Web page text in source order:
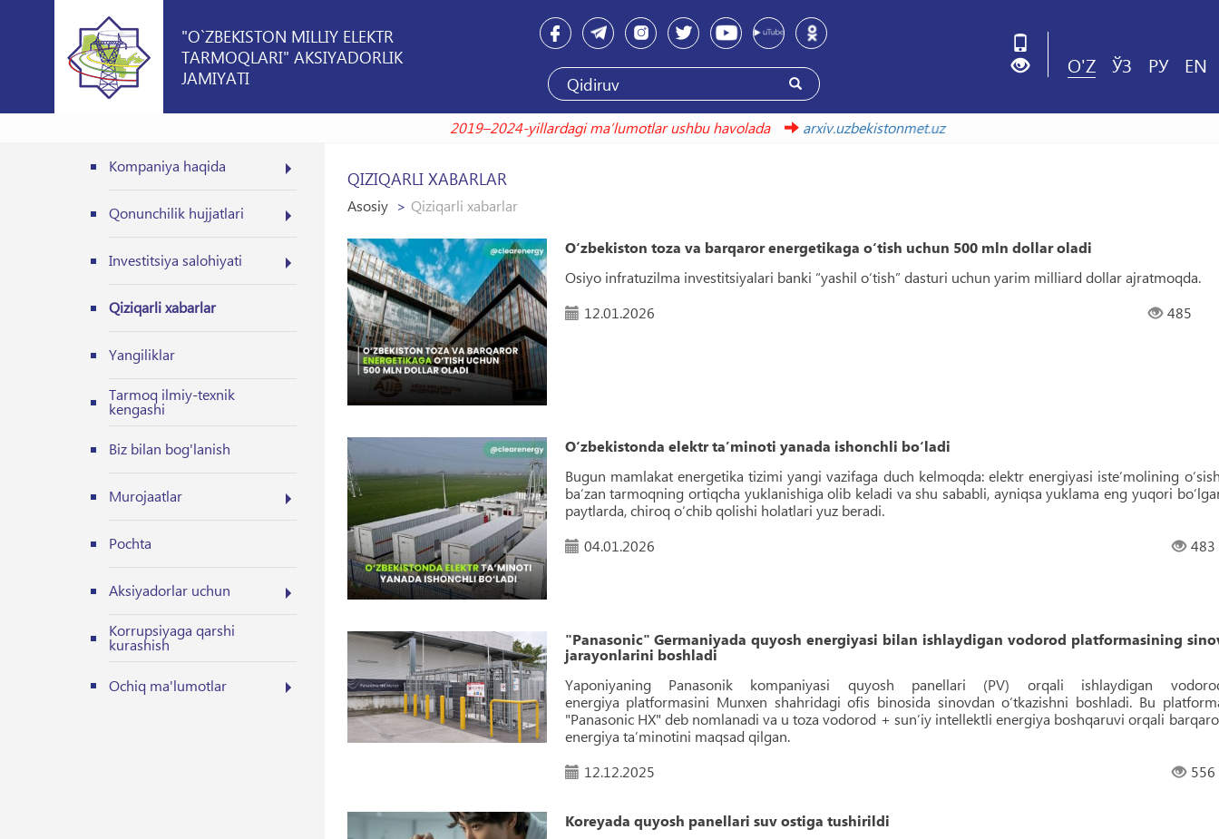
"O`ZBEKISTON MILLIY ELEKTR
TARMOQLARI" AKSIYADORLIK
JAMIYATI
O'Z ЎЗ РУ EN
2019–2024-yillardagi maʼlumotlar ushbu havolada
arxiv.uzbekistonmet.uz
Kompaniya haqida
Qonunchilik hujjatlari
Investitsiya salohiyati
Qiziqarli xabarlar
Yangiliklar
Tarmoq ilmiy-texnik
kengashi
Biz bilan bog'lanish
Murojaatlar
Pochta
Aksiyadorlar uchun
Korrupsiyaga qarshi
kurashish
Ochiq ma'lumotlar
QIZIQARLI XABARLAR
Asosiy Qiziqarli xabarlar
O‘zbekiston toza va barqaror energetikaga o‘tish uchun 500 mln dollar oladi
Osiyo infratuzilma investitsiyalari banki “yashil o‘tish” dasturi uchun yarim milliard dollar ajratmoqda.
12.01.2026
485
O‘zbekistonda elektr ta’minoti yanada ishonchli bo‘ladi
Bugun mamlakat energetika tizimi yangi vazifaga duch kelmoqda: elektr energiyasi iste’molining
ba’zan tarmoqning ortiqcha yuklanishiga olib keladi va shu sababli, ayniqsa yuklama eng yuqori
paytlarda, chiroq o‘chib qolishi holatlari yuz beradi.
04.01.2026
483
"Panasonic" Germaniyada quyosh energiyasi bilan ishlaydigan vodorod platformasining
jarayonlarini boshladi
Yaponiyaning Panasonik kompaniyasi quyosh panellari (PV) orqali ishlaydigan
energiya platformasini Munxen shahridagi ofis binosida sinovdan o‘tkazishni boshladi. Bu
"Panasonic HX" deb nomlanadi va u toza vodorod + sun’iy intellektli energiya boshqaruvi orqali
energiya ta’minotini maqsad qilgan.
12.12.2025
556
Koreyada quyosh panellari suv ostiga tushirildi